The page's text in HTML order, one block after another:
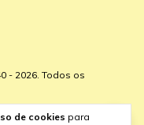
de cookies para
- 2026. Todos os